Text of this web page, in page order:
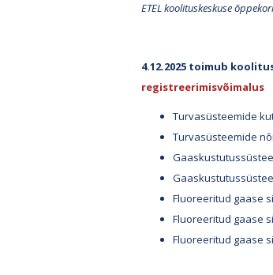
ETEL koolituskeskuse
4.12.2025 toimub
registreerimisvõimalus
Turvasüsteemide
Turvasüsteemide
Fluoreeritud gaase
Fluoreeritud gaase
Fluoreeritud gaase